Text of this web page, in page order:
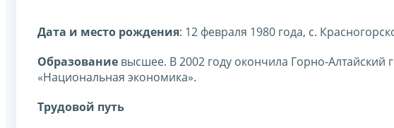
Дата и место рождения: 12 февраля 1980 года, с.
Образование высшее. В 2002 году окончила Горно-Алтайский
«Национальная экономика».
Трудовой путь